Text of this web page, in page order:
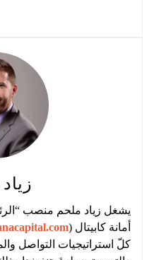
يشغل زياد ملحم منصب
أمانة كابيتال (
كلّ استراتيجيات التواصل